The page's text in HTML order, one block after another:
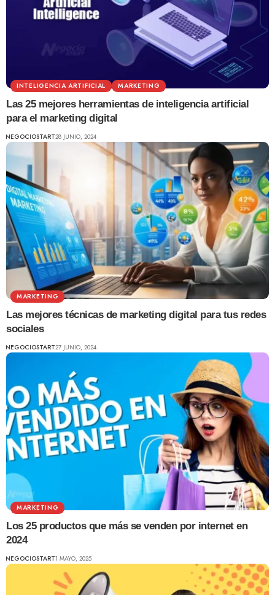
INTELIGENCIA ARTIFICIAL MARKETING
Las 25 mejores herramientas de inteligencia artificial
para el marketing digital
NEGOCIOSTART28 JUNIO, 2024
MARKETING
Las mejores técnicas de marketing digital para tus redes
sociales
NEGOCIOSTART27 JUNIO, 2024
MARKETING
Los 25 productos que más se venden por internet en
2024
NEGOCIOSTART1 MAYO, 2025